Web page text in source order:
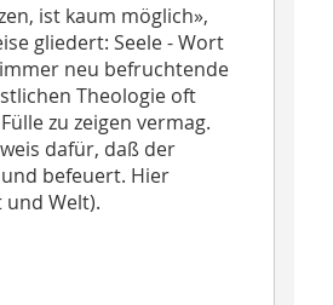
ist kaum möglich»,
gliedert: Seele - Wort
neu befruchtende
Theologie oft
zu zeigen vermag.
dafür, daß der
befeuert. Hier
Welt).